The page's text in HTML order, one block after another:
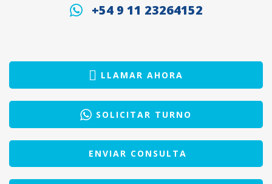
+54 9 11 23264152
LLAMAR AHORA
SOLICITAR TURNO
ENVIAR CONSULTA